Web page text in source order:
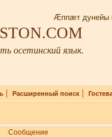
Æппæт дунейы
осетинский язык.
| Расширенный поиск|
Сообщение